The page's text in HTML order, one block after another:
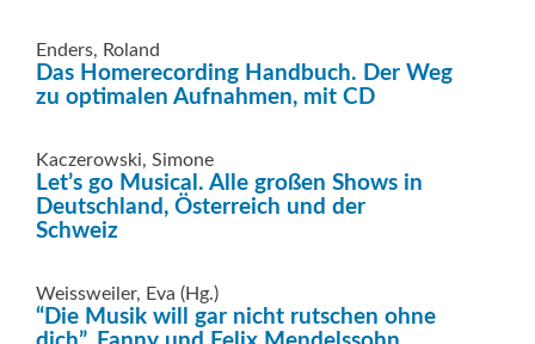
Enders, Roland
Das Homerecording Handbuch. Der Weg
zu optimalen Aufnahmen, mit CD
Kaczerowski, Simone
Let’s go Musical. Alle großen Shows in
Deutschland, Österreich und der
Schweiz
Weissweiler, Eva (Hg.)
“Die Musik will gar nicht rutschen ohne